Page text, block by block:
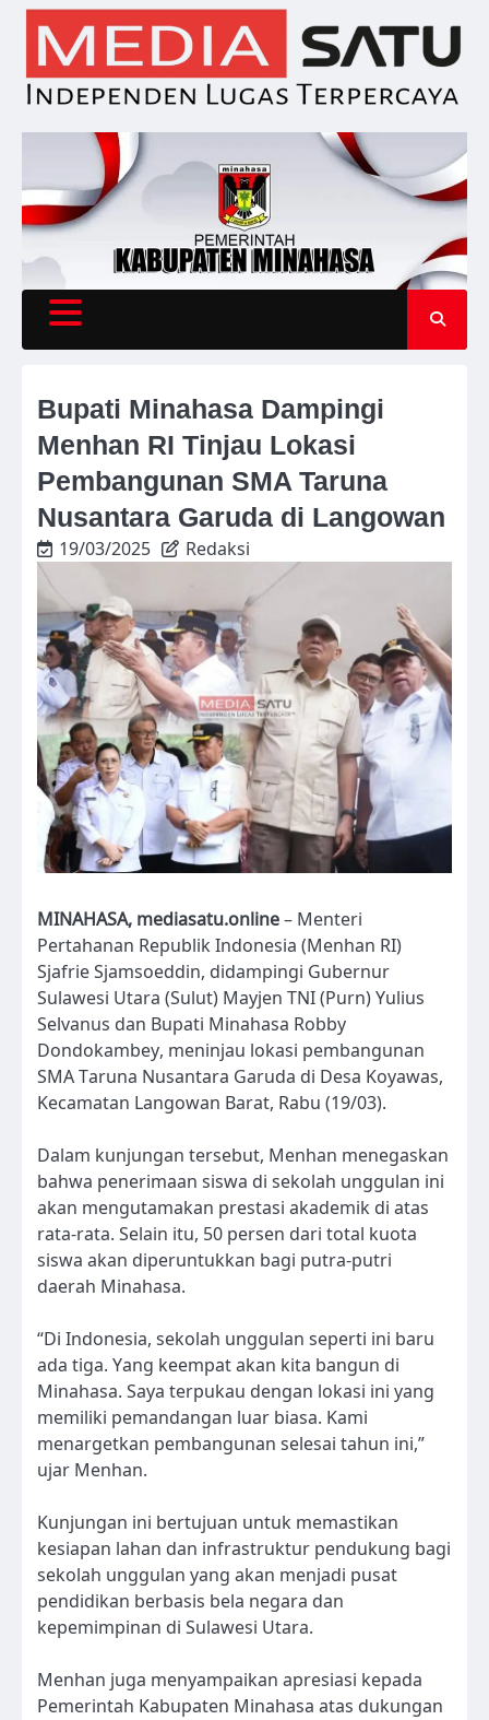
Skip
content
Bupati Minahasa Dampingi
Menhan RI Tinjau Lokasi
Pembangunan SMA Taruna
Nusantara Garuda di Langowan
19/03/2025 Redaksi
MINAHASA, mediasatu.online– Menteri
Pertahanan Republik Indonesia (Menhan RI)
Sjafrie Sjamsoeddin, didampingi Gubernur
Sulawesi Utara (Sulut) Mayjen TNI (Purn) Yulius
Selvanus dan Bupati Minahasa Robby
Dondokambey, meninjau lokasi pembangunan
SMA Taruna Nusantara Garuda di Desa Koyawas,
Kecamatan Langowan Barat, Rabu (19/03).
Dalam kunjungan tersebut, Menhan menegaskan
bahwa penerimaan siswa di sekolah unggulan ini
akan mengutamakan prestasi akademik di atas
rata-rata. Selain itu, 50 persen dari total kuota
siswa akan diperuntukkan bagi putra-putri
daerah Minahasa.
“Di Indonesia, sekolah unggulan seperti ini baru
ada tiga. Yang keempat akan kita bangun di
Minahasa. Saya terpukau dengan lokasi ini yang
memiliki pemandangan luar biasa. Kami
menargetkan pembangunan selesai tahun ini,”
ujar Menhan.
Kunjungan ini bertujuan untuk memastikan
kesiapan lahan dan infrastruktur pendukung bagi
sekolah unggulan yang akan menjadi pusat
pendidikan berbasis bela negara dan
kepemimpinan di Sulawesi Utara.
Menhan juga menyampaikan apresiasi kepada
Pemerintah Kabupaten Minahasa atas dukungan